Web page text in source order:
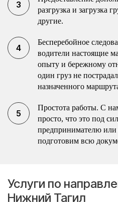
разгрузка и загрузка
другие.
Бесперебойное
водители настоящие
опыту и бережному
один груз не
назначенного
Простота работы. С
просто, что это под
предпринимателю
подготовим всю
Услуги по
Нижний Тагил